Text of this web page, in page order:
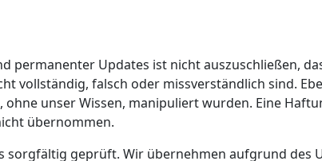
permanenter Updates ist nicht auszuschließen,
vollständig, falsch oder missverständlich sind.
unser Wissen, manipuliert wurden. Eine
übernommen.
sorgfältig geprüft. Wir übernehmen aufgrund des